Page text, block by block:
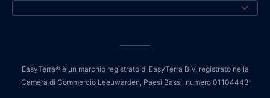
EasyTerra® è un marchio registrato di EasyTerra B.V. registrato nella
Camera di Commercio Leeuwarden, Paesi Bassi, numero 01104443